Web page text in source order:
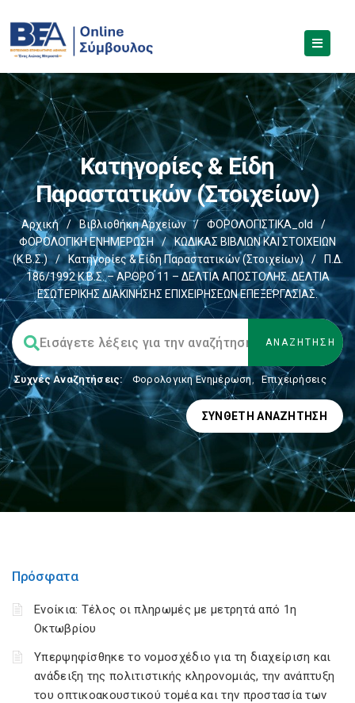
Κατηγορίες & Είδη
Παραστατικών (στοιχείων)
Αρχική / Βιβλιοθήκη Αρχείων / ΦΟΡΟΛΟΓΙΣΤΙΚΑ_old
/
ΦΟΡΟΛΟΓΙΚΗ ΕΝΗΜΕΡΩΣΗ
/
ΚΩΔΙΚΑΣ ΒΙΒΛΙΩΝ ΚΑΙ ΣΤΟΙΧΕΙΩΝ
(Κ.Β.Σ.)
/ Κατηγορίες & Είδη Παραστατικών (στοιχείων) /
Π.Δ.
186/1992 Κ.Β.Σ. – ΑΡΘΡΟ 11 – ΔΕΛΤΙΑ ΑΠΟΣΤΟΛΗΣ. ΔΕΛΤΙΑ
ΕΣΩΤΕΡΙΚΗΣ ΔΙΑΚΙΝΗΣΗΣ ΕΠΙΧΕΙΡΗΣΕΩΝ ΕΠΕΞΕΡΓΑΣΙΑΣ.
Συχνές Αναζητήσεις: Φορολογικη Ενημέρωση, Επιχειρήσεις
ΣΎΝΘΕΤΗ ΑΝΑΖΉΤΗΣΗ
Πρόσφατα
Ενοίκια: Τέλος οι πληρωμές με μετρητά από 1η
Οκτωβρίου
Υπερψηφίσθηκε το νομοσχέδιο για τη διαχείριση και
ανάδειξη της πολιτιστικής κληρονομιάς, την ανάπτυξη
του οπτικοακουστικού τομέα και την προστασία των